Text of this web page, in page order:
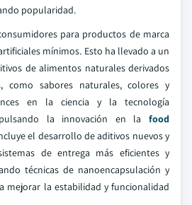
popularidad.
para productos de marca
mínimos. Esto ha llevado a un
de alimentos naturales derivados
como sabores naturales, colores y
en la ciencia y la tecnología
la innovación en la food
el desarrollo de aditivos nuevos y
de entrega más eficientes y
técnicas de nanoencapsulación y
mejorar la estabilidad y funcionalidad